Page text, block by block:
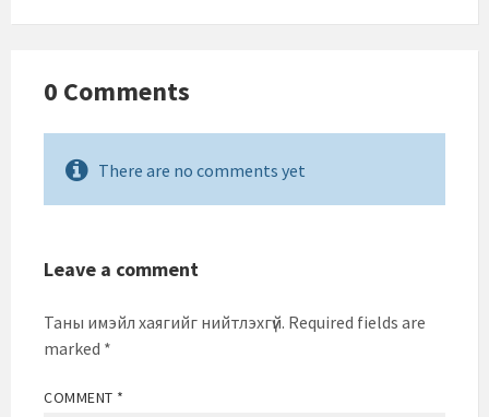
0 Comments
There are no comments yet
Leave a comment
Таны имэйл хаягийг нийтлэхгүй. Required fields are
marked *
COMMENT *